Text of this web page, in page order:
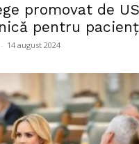
promovat de
pentru
- 14 august 2024